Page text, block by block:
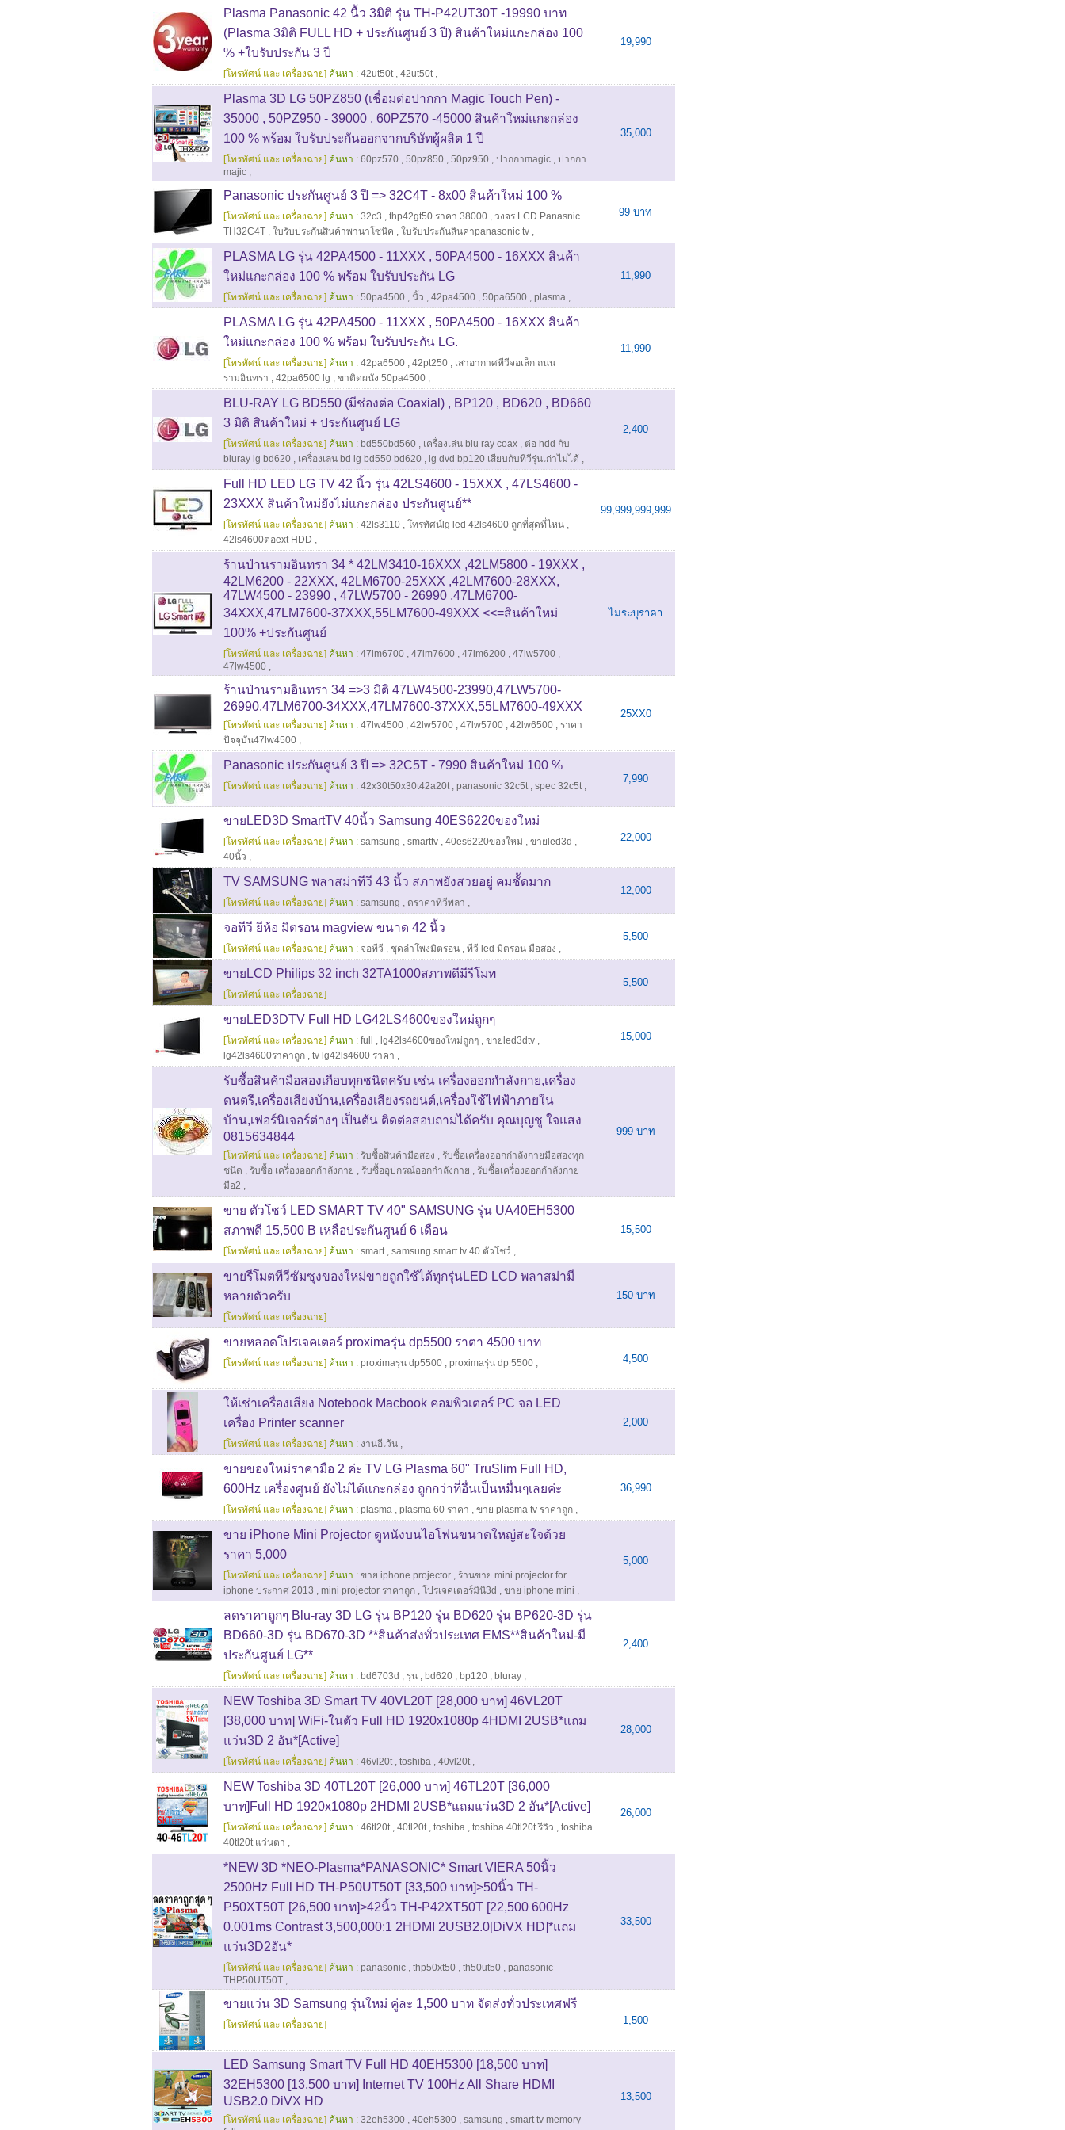
Plasma Panasonic 42 นื้ว 3มิติ รุ่น TH-P42UT30T -19990 บาท
(Plasma 3มิติ FULL HD + ประกันศูนย์ 3 ปี) สินค้าใหม่แกะกล่อง 100
% +ใบรับประกัน 3 ปี
[โทรทัศน์ และ เครื่องฉาย] ค้นหา : 42ut50t, 42ut50t ,
19,990
Plasma 3D LG 50PZ850 (เชื่อมต่อปากกา Magic Touch Pen) -
35000 , 50PZ950 - 39000 , 60PZ570 -45000 สินค้าใหม่แกะกล่อง
100 % พร้อม ใบรับประกันออกจากบริษัทผู้ผลิต 1 ปี
[โทรทัศน์ และ เครื่องฉาย] ค้นหา : 60pz570 , 50pz850 , 50pz950 , ปากกาmagic , ปากกา
majic ,
35,000
Panasonic ประกันศูนย์ 3 ปี => 32C4T - 8x00 สินค้าใหม่ 100 %
[โทรทัศน์ และ เครื่องฉาย] ค้นหา : 32c3 , thp42gt50 ราคา 38000 , วงจร LCD Panasnic
TH32C4T , ใบรับประกันสินค้าพานาโซนิค , ใบรับประกันสินค่าpanasonic tv ,
99 บาท
PLASMA LG รุ่น 42PA4500 - 11XXX , 50PA4500 - 16XXX สินค้า
ใหม่แกะกล่อง 100 % พร้อม ใบรับประกัน LG
[โทรทัศน์ และ เครื่องฉาย] ค้นหา : 50pa4500 , นิ้ว , 42pa4500 , 50pa6500 , plasma ,
11,990
PLASMA LG รุ่น 42PA4500 - 11XXX , 50PA4500 - 16XXX สินค้า
ใหม่แกะกล่อง 100 % พร้อม ใบรับประกัน LG.
[โทรทัศน์ และ เครื่องฉาย] ค้นหา : 42pa6500 , 42pt250 , เสาอากาศทีวีจอเล็ก ถนน
รามอินทรา , 42pa6500 lg , ขาติดผนัง 50pa4500 ,
11,990
BLU-RAY LG BD550 (มีช่องต่อ Coaxial) , BP120 , BD620 , BD660
3 มิติ สินค้าใหม่ + ประกันศูนย์ LG
[โทรทัศน์ และ เครื่องฉาย] ค้นหา : bd550bd560 , เครื่องเล่น blu ray coax , ต่อ hdd กับ
bluray lg bd620 , เครื่องเล่น bd lg bd550 bd620 , lg dvd bp120 เสียบกับทีวีรุ่นเก่าไม่ได้ ,
2,400
Full HD LED LG TV 42 นิ้ว รุ่น 42LS4600 - 15XXX , 47LS4600 -
23XXX สินค้าใหม่ยังไม่แกะกล่อง ประกันศูนย์**
[โทรทัศน์ และ เครื่องฉาย] ค้นหา : 42ls3110 , โทรทัศน์lg led 42ls4600 ถูกที่สุดที่ไหน ,
42ls4600ต่อext HDD ,
99,999,999,999
ร้านป่านรามอินทรา 34 * 42LM3410-16XXX ,42LM5800 - 19XXX ,
42LM6200 - 22XXX, 42LM6700-25XXX ,42LM7600-28XXX,
47LW4500 - 23990 , 47LW5700 - 26990 ,47LM6700-
34XXX,47LM7600-37XXX,55LM7600-49XXX <<=สินค้าใหม่
100% +ประกันศูนย์
[โทรทัศน์ และ เครื่องฉาย] ค้นหา : 47lm6700 , 47lm7600 , 47lm6200 , 47lw5700 ,
47lw4500 ,
ไม่ระบุราคา
ร้านป่านรามอินทรา 34 =>3 มิติ 47LW4500-23990,47LW5700-
26990,47LM6700-34XXX,47LM7600-37XXX,55LM7600-49XXX
[โทรทัศน์ และ เครื่องฉาย] ค้นหา : 47lw4500 , 42lw5700 , 47lw5700 , 42lw6500 , ราคา
ปัจจุบัน47lw4500 ,
25XX0
Panasonic ประกันศูนย์ 3 ปี => 32C5T - 7990 สินค้าใหม่ 100 %
[โทรทัศน์ และ เครื่องฉาย] ค้นหา : 42x30t50x30t42a20t, panasonic 32c5t, spec 32c5t,
7,990
ขายLED3D SmartTV 40นิ้ว Samsung 40ES6220ของใหม่
[โทรทัศน์ และ เครื่องฉาย] ค้นหา : samsung , smarttv , 40es6220ของใหม่ , ขายled3d ,
40นิ้ว ,
22,000
TV SAMSUNG พลาสม่าทีวี 43 นิ้ว สภาพยังสวยอยู่ คมชััดมาก
[โทรทัศน์ และ เครื่องฉาย] ค้นหา : samsung , ดราคาทีวีพลา ,
12,000
จอทีวี ยีห้อ มิตรอน magview ขนาด 42 นิ้ว
[โทรทัศน์ และ เครื่องฉาย] ค้นหา : จอทีวี , ชุดลำโพงมิตรอน , ทีวี led มิตรอน มือสอง ,
5,500
ขายLCD Philips 32 inch 32TA1000สภาพดีมีรีโมท
[โทรทัศน์ และ เครื่องฉาย]
5,500
ขายLED3DTV Full HD LG42LS4600ของใหม่ถูกๆ
[โทรทัศน์ และ เครื่องฉาย] ค้นหา : full , lg42ls4600ของใหม่ถูกๆ , ขายled3dtv ,
lg42ls4600ราคาถูก , tv lg42ls4600 ราคา ,
15,000
รับซื้อสินค้ามือสองเกือบทุกชนิดครับ เช่น เครื่องออกกำลังกาย,เครื่อง
ดนตรี,เครื่องเสียงบ้าน,เครื่องเสียงรถยนต์,เครื่องใช้ไฟฟ้าภายใน
บ้าน,เฟอร์นิเจอร์ต่างๆ เป็นต้น ติดต่อสอบถามได้ครับ คุณบุญชู ใจแสง
0815634844
[โทรทัศน์ และ เครื่องฉาย] ค้นหา : รับซื้อสินค้ามือสอง , รับซื้อเครื่องออกกำลังกายมือสองทุก
ชนิด , รับซื้อ เครื่องออกกำลังกาย , รับซื้ออุปกรณ์ออกกำลังกาย , รับซื้อเครื่องออกกำลังกาย
มือ2 ,
999 บาท
ขาย ตัวโชว์ LED SMART TV 40" SAMSUNG รุ่น UA40EH5300
สภาพดี 15,500 B เหลือประกันศูนย์ 6 เดือน
[โทรทัศน์ และ เครื่องฉาย] ค้นหา : smart, samsung smart tv 40 ตัวโชว์ ,
15,500
ขายรีโมตทีวีซัมซุงของใหม่ขายถูกใช้ได้ทุกรุ่นLED LCD พลาสม่ามี
หลายตัวครับ
[โทรทัศน์ และ เครื่องฉาย]
150 บาท
ขายหลอดโปรเจคเตอร์ proximaรุ่น dp5500 ราตา 4500 บาท
[โทรทัศน์ และ เครื่องฉาย] ค้นหา : proximaรุ่น dp5500 , proximaรุ่น dp 5500 , 4,500
ให้เช่าเครื่องเสียง Notebook Macbook คอมพิวเตอร์ PC จอ LED
เครื่อง Printer scanner
[โทรทัศน์ และ เครื่องฉาย] ค้นหา : งานอีเว้น ,
2,000
ขายของใหม่ราคามือ 2 ค่ะ TV LG Plasma 60" TruSlim Full HD,
600Hz เครื่องศูนย์ ยังไม่ได้แกะกล่อง ถูกกว่าที่อื่นเป็นหมื่นๆเลยค่ะ
[โทรทัศน์ และ เครื่องฉาย] ค้นหา : plasma , plasma 60 ราคา , ขาย plasma tv ราคาถูก ,
36,990
ขาย iPhone Mini Projector ดูหนังบนไอโฟนขนาดใหญ่สะใจด้วย
ราคา 5,000
[โทรทัศน์ และ เครื่องฉาย] ค้นหา : ขาย iphone projector , ร้านขาย mini projector for
iphone ประกาศ 2013 , mini projector ราคาถูก , โปรเจคเตอร์มินิ3d , ขาย iphone mini ,
5,000
ลดราคาถูกๆ Blu-ray 3D LG รุ่น BP120 รุ่น BD620 รุ่น BP620-3D รุ่น
BD660-3D รุ่น BD670-3D **สินค้าส่งทั่วประเทศ EMS**สินค้าใหม่-มี
ประกันศูนย์ LG**
[โทรทัศน์ และ เครื่องฉาย] ค้นหา : bd6703d , รุ่น , bd620 , bp120 , bluray ,
2,400
NEW Toshiba 3D Smart TV 40VL20T [28,000 บาท] 46VL20T
[38,000 บาท] WiFi-ในตัว Full HD 1920x1080p 4HDMI 2USB*แถม
แว่น3D 2 อัน*[Active]
[โทรทัศน์ และ เครื่องฉาย] ค้นหา : 46vl20t, toshiba , 40vl20t,
28,000
NEW Toshiba 3D 40TL20T [26,000 บาท] 46TL20T [36,000
บาท]Full HD 1920x1080p 2HDMI 2USB*แถมแว่น3D 2 อัน*[Active]
[โทรทัศน์ และ เครื่องฉาย] ค้นหา : 46tl20t, 40tl20t, toshiba , toshiba 40tl20t รีวิว , toshiba
40tl20t แว่นตา ,
26,000
*NEW 3D *NEO-Plasma*PANASONIC* Smart VIERA 50นิ้ว
2500Hz Full HD TH-P50UT50T [33,500 บาท]>50นิ้ว TH-
P50XT50T [26,500 บาท]>42นิ้ว TH-P42XT50T [22,500 600Hz
0.001ms Contrast 3,500,000:1 2HDMI 2USB2.0[DiVX HD]*แถม
แว่น3D2อัน*
[โทรทัศน์ และ เครื่องฉาย] ค้นหา : panasonic , thp50xt50 , th50ut50 , panasonic
THP50UT50T ,
33,500
ขายแว่น 3D Samsung รุ่นใหม่ คู่ละ 1,500 บาท จัดส่งทั่วประเทศฟรี
[โทรทัศน์ และ เครื่องฉาย] 1,500
LED Samsung Smart TV Full HD 40EH5300 [18,500 บาท]
32EH5300 [13,500 บาท] Internet TV 100Hz All Share HDMI
USB2.0 DiVX HD
[โทรทัศน์ และ เครื่องฉาย] ค้นหา : 32eh5300 , 40eh5300 , samsung , smart tv memory
13,500